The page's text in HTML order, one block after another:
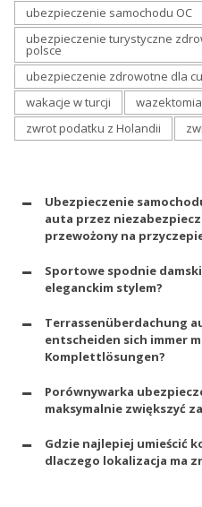
ubezpieczenie samochodu OC
ubezpieczenie turystyczne
polsce
ubezpieczenie zdrowotne dla
wakacje w turcji
wazektomia
zwrot podatku z Holandii
Ubezpieczenie
auta przez
przewożony na
Sportowe spodnie
eleganckim stylem?
Terrassenüberdachung
entscheiden sich immer
Komplettlösungen?
Porównywarka
maksymalnie zwiększyć
Gdzie najlepiej umieścić
dlaczego lokalizacja ma